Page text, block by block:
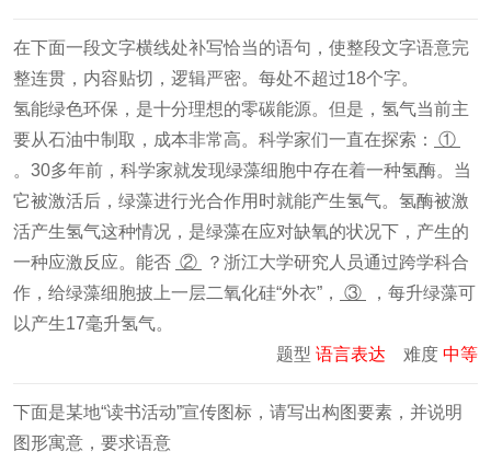
在下面一段文字横线处补写恰当的语句，使整段文字语意完
整连贯，内容贴切，逻辑严密。每处不超过18个字。
氢能绿色环保，是十分理想的零碳能源。但是，氢气当前主
要从石油中制取，成本非常高。科学家们一直在探索：
①
。30多年前，科学家就发现绿藻细胞中存在着一种氢酶。当
它被激活后，绿藻进行光合作用时就能产生氢气。氢酶被激
活产生氢气这种情况，是绿藻在应对缺氧的状况下，产生的
一种应激反应。能否 ②
？浙江大学研究人员通过跨学科合
作，给绿藻细胞披上一层二氧化硅“外衣”，
③
，每升绿藻可
以产生17毫升氢气。
题型 语言表达 难度 中等
下面是某地“读书活动”宣传图标，请写出构图要素，并说明
图形寓意，要求语意